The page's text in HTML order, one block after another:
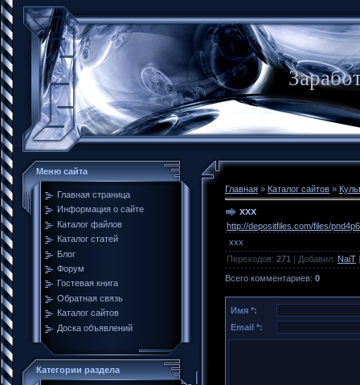
Меню сайта
Главная страница
Информация о сайте
Каталог файлов
Каталог статей
Блог
Форум
Гостевая книга
Обратная связь
Каталог сайтов
Доска объявлений
Категории раздела
Главная » Каталог сайтов »
xxx
http://depositfiles.com/files/
xxx
Переходов: 271 | Добавил: NaiT
Всего комментариев: 0
Имя *:
Email *: